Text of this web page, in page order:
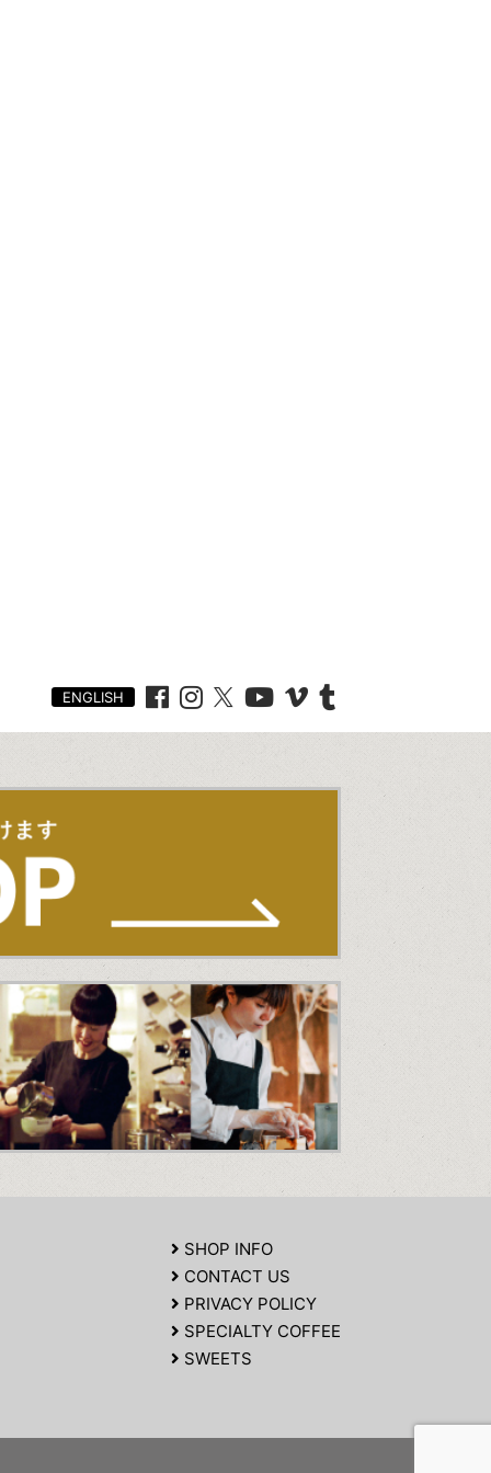
ENGLISH
SHOP INFO
CONTACT US
PRIVACY POLICY
SPECIALTY COFFEE
SWEETS